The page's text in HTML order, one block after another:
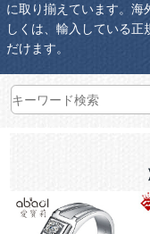
に取り揃えています。海
しくは、輸入している
だけます。